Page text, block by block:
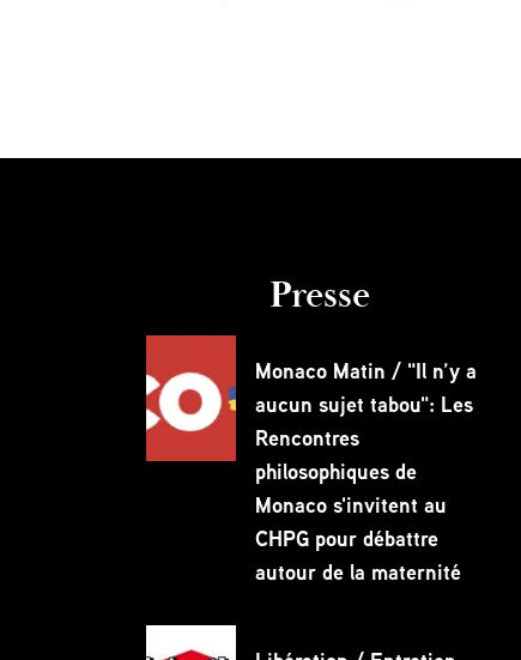
Presse
Monaco Matin / "Il n’y a
aucun sujet tabou": Les
Rencontres
philosophiques de
Monaco s'invitent au
CHPG pour débattre
autour de la maternité